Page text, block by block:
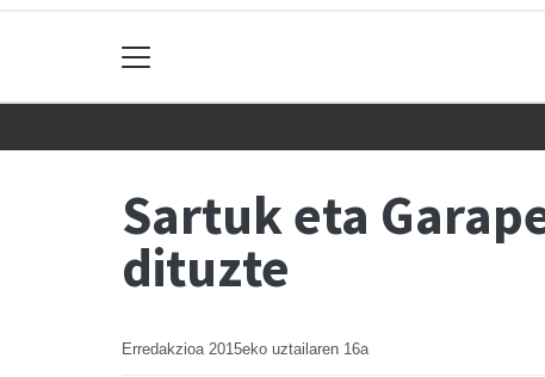
Sartuk eta
dituzte
Erredakzioa 2015eko uztailaren 16a